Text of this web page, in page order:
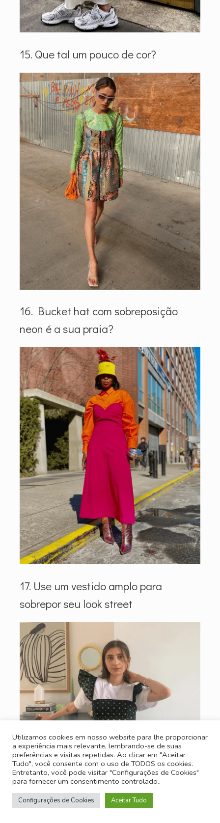
15. Que tal um pouco de cor?
16. Bucket hat com sobreposição
neon é a sua praia?
17. Use um vestido amplo para
sobrepor seu look street
Utilizamos cookies em nosso website para lhe proporcionar
a experiência mais relevante, lembrando-se de suas
preferências e visitas repetidas. Ao clicar em "Aceitar
Tudo", você consente com o uso de TODOS os cookies.
Entretanto, você pode visitar "Configurações de Cookies"
para fornecer um consentimento controlado..
Configurações de Cookies Aceitar Tudo